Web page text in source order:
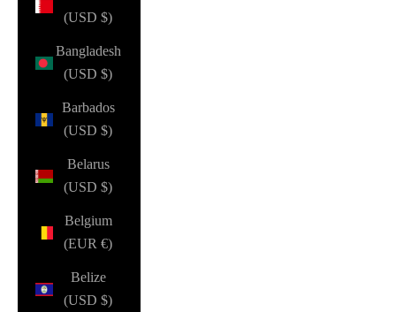
(USD $)
Bangladesh
(USD $)
Barbados
(USD $)
Belarus
(USD $)
Belgium
(EUR €)
Belize
(USD $)